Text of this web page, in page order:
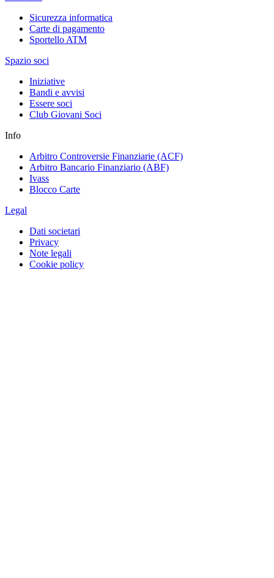
Sicurezza informatica
Carte di pagamento
Sportello ATM
Spazio soci
Iniziative
Bandi e avvisi
Essere soci
Club Giovani Soci
Info
Arbitro Controversie Finanziarie (ACF)
Arbitro Bancario Finanziario (ABF)
Ivass
Blocco Carte
Legal
Dati societari
Privacy
Note legali
Cookie policy